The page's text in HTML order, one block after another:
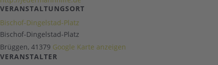
VERANSTALTUNGSORT
Bischof-Dingelstad-Platz
Bischof-Dingelstad-Platz
Brüggen, 41379 Google Karte anzeigen
VERANSTALTER